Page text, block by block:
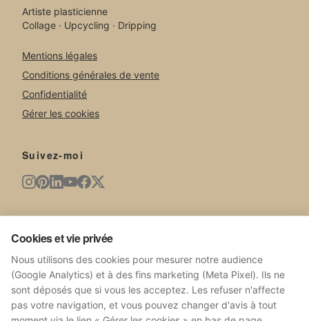
Artiste plasticienne
Collage · Upcycling · Dripping
Mentions légales
Conditions générales de vente
Confidentialité
Gérer les cookies
Suivez-moi
Cookies et vie privée
Nous utilisons des cookies pour mesurer notre audience
(Google Analytics) et à des fins marketing (Meta Pixel). Ils ne
sont déposés que si vous les acceptez. Les refuser n'affecte
pas votre navigation, et vous pouvez changer d'avis à tout